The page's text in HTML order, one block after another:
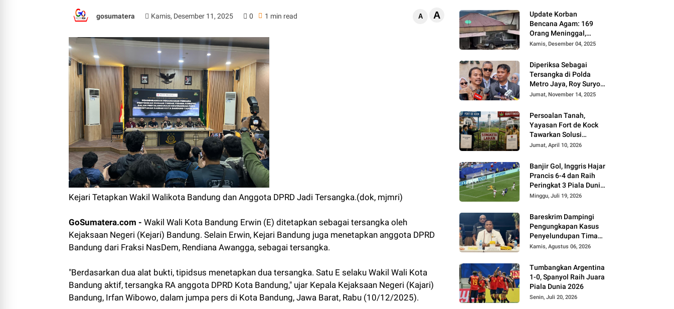
gosumatera Kamis, Desember 11, 2025 0 1 min read A A
Kejari Tetapkan Wakil Walikota Bandung dan Anggota DPRD Jadi Tersangka.(dok, mjmri)
GoSumatera.com - Wakil Wali Kota Bandung Erwin (E) ditetapkan sebagai tersangka oleh
Kejaksaan Negeri (Kejari) Bandung. Selain Erwin, Kejari Bandung juga menetapkan anggota DPRD
Bandung dari Fraksi NasDem, Rendiana Awangga, sebagai tersangka.
"Berdasarkan dua alat bukti, tipidsus menetapkan dua tersangka. Satu E selaku Wakil Wali Kota
Bandung aktif, tersangka RA anggota DPRD Kota Bandung," ujar Kepala Kejaksaan Negeri (Kajari)
Bandung, Irfan Wibowo, dalam jumpa pers di Kota Bandung, Jawa Barat, Rabu (10/12/2025).
Update Korban
Bencana Agam: 169
Orang Meninggal,
Belum Ditemukan 86
Kamis, Desember 04, 2025
Diperiksa Sebagai
Tersangka di Polda
Metro Jaya, Roy Suryo
Cs Tidak Ditahan
Jumat, November 14, 2025
Persoalan Tanah,
Yayasan Fort de Kock
Tawarkan Solusi
Alternatif Kepada
Jumat, April 10, 2026
Banjir Gol, Inggris Hajar
Prancis 6-4 dan Raih
Peringkat 3 Piala Dunia
2026
Minggu, Juli 19, 2026
Bareskrim Dampingi
Pengungkapan Kasus
Penyelundupan Timah
dari Babel ke Malaysia
Kamis, Agustus 06, 2026
Tumbangkan Argentina
1-0, Spanyol Raih Juara
Piala Dunia 2026
Senin, Juli 20, 2026